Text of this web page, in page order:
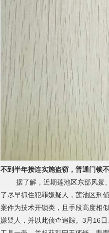
不到半年接连实施盗窃，普通门锁
据了解，近期莲池区东部风景、
了尽早抓住犯罪嫌疑人，莲池区刑
案件为技术开锁类，且手段高度相
嫌疑人，并以此侦查追踪。3月16